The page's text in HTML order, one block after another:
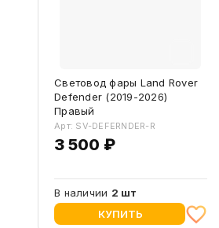
Световод фары Land Rover
Defender (2019-2026)
Правый
Арт: SV-DEFERNDER-R
3 500 ₽
В наличии 2 шт
КУПИТЬ